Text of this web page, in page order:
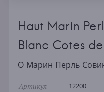
Haut Marin
Blanc Cotes
О Марин Перль
Артикул 12200